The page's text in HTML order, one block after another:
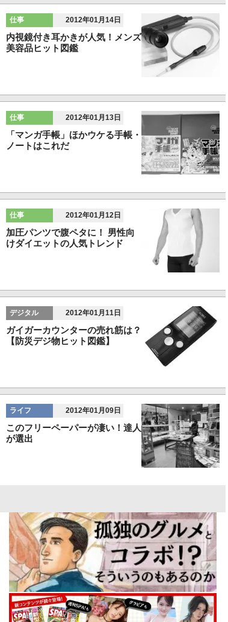
仕事 2012年01月14日
内視鏡付き耳かきが人気！メンズ
美容品ヒット図鑑
仕事 2012年01月13日
「マンガ手帳」ほかウケる手帳・
ノートはこれだ
仕事 2012年01月12日
加圧パンツで腹ペタに！ 男性向
けダイエットの人気トレンド
デジタル 2012年01月11日
ガイガーカウンターの売れ筋は？
【防災デジ物ヒット図鑑】
ライフ 2012年01月09日
このフリーペーパーが凄い！達人
が選出